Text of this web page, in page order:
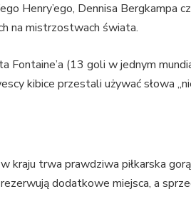
Henry’ego, Dennisa Bergkampa
na mistrzostwach świata.
Fontaine’a (13 goli w jednym
kibice przestali używać słowa
kraju trwa prawdziwa piłkarska
dodatkowe miejsca, a